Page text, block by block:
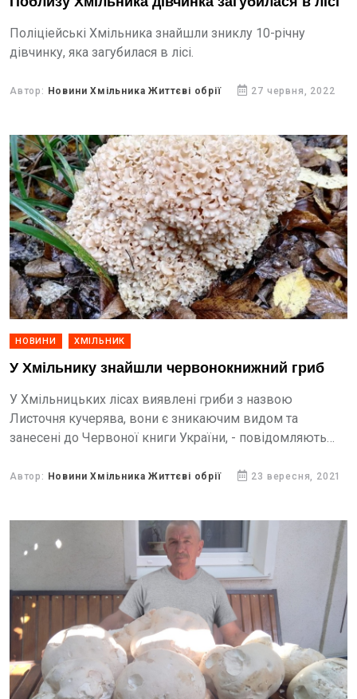
Поліціейські Хмільника знайшли зниклу 10-річну
дівчинку, яка загубилася в лісі.
Автор: Новини Хмільника Життєві обрії 27 червня, 2022
НОВИНИ ХМІЛЬНИК
У Хмільнику знайшли червонокнижний гриб
У Хмільницьких лісах виявлені гриби з назвою
Листочня кучерява, вони є зникаючим видом та
занесені до Червоної книги України, - повідомляють
Автор: Новини Хмільника Життєві обрії 23 вересня, 2021